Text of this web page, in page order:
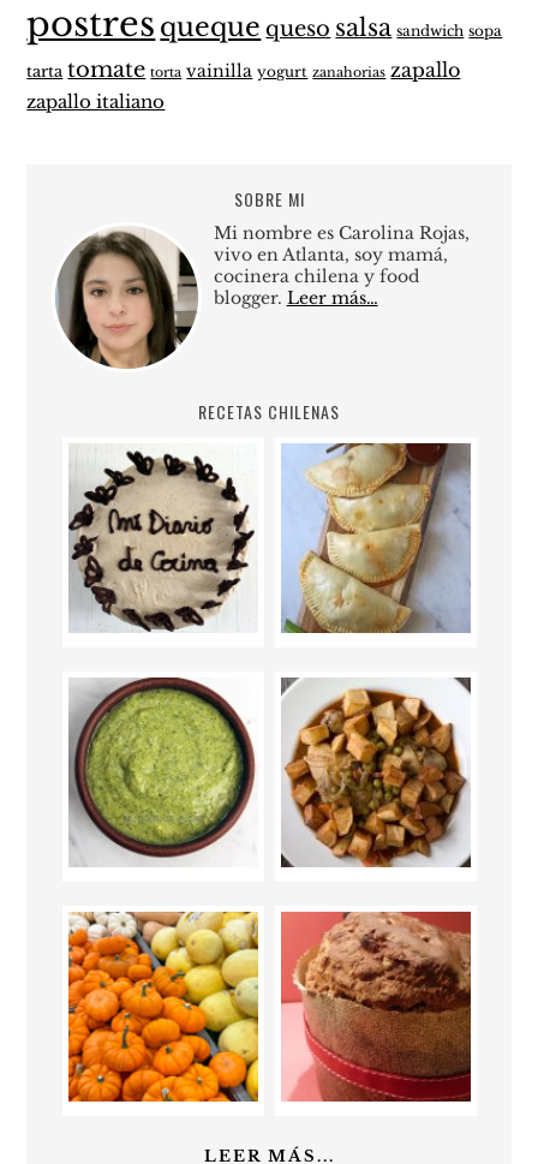
postres queque queso salsa sandwich sopa
tarta tomate torta vainilla yogurt zanahorias zapallo
zapallo italiano
SOBRE MI
Mi nombre es Carolina Rojas,
vivo en Atlanta, soy mamá,
cocinera chilena y food
blogger. Leer más…
RECETAS CHILENAS
LEER MÁS...